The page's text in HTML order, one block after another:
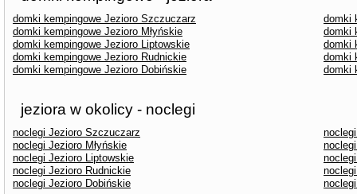
domki kempingowe Jezioro Szczuczarz
domki
domki kempingowe Jezioro Młyńskie
domki
domki kempingowe Jezioro Liptowskie
domki
domki kempingowe Jezioro Rudnickie
domki
domki kempingowe Jezioro Dobińskie
domki
jeziora w okolicy - noclegi
noclegi Jezioro Szczuczarz
noclegi Jezioro Młyńskie
noclegi Jezioro Liptowskie
noclegi Jezioro Rudnickie
noclegi Jezioro Dobińskie